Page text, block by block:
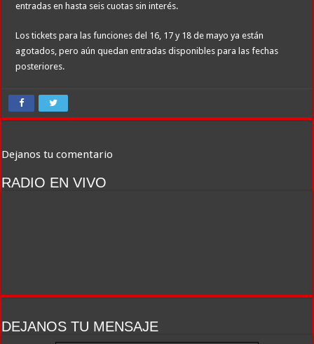
entradas en hasta seis cuotas sin interés.
Los tickets para las funciones del 16, 17 y 18 de mayo ya están
agotados, pero aún quedan entradas disponibles para las fechas
posteriores.
Dejanos tu comentario
RADIO EN VIVO
DEJANOS TU MENSAJE